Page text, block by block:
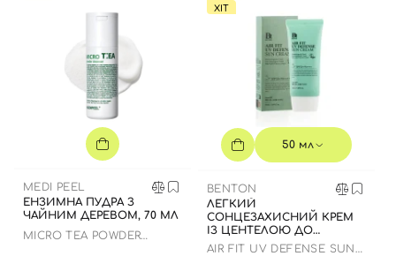
MEDI PEEL
ЕНЗИМНА ПУДРА З
ЧАЙНИМ ДЕРЕВОМ, 70 МЛ
MICRO TEA POWDER
ХІТ
50 мл
BENTON
ЛЕГКИЙ
СОНЦЕЗАХИСНИЙ КРЕМ
ІЗ ЦЕНТЕЛОЮ ДО
07.01.2027 РОКУ
AIR FIT UV DEFENSE SUN